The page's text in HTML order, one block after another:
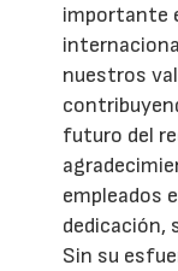
importante
nuestros
futuro del
empleados
dedicación,
Sin su